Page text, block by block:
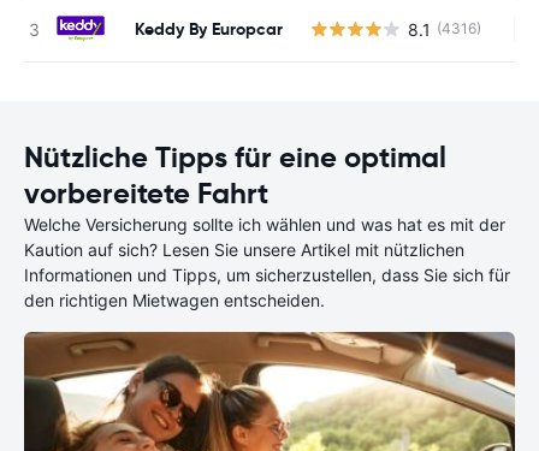
Keddy By Europcar 8.1 (4316)
Nützliche Tipps für eine optimal
vorbereitete Fahrt
Welche Versicherung sollte ich wählen und was hat es mit der
Kaution auf sich? Lesen Sie unsere Artikel mit nützlichen
Informationen und Tipps, um sicherzustellen, dass Sie sich für
den richtigen Mietwagen entscheiden.